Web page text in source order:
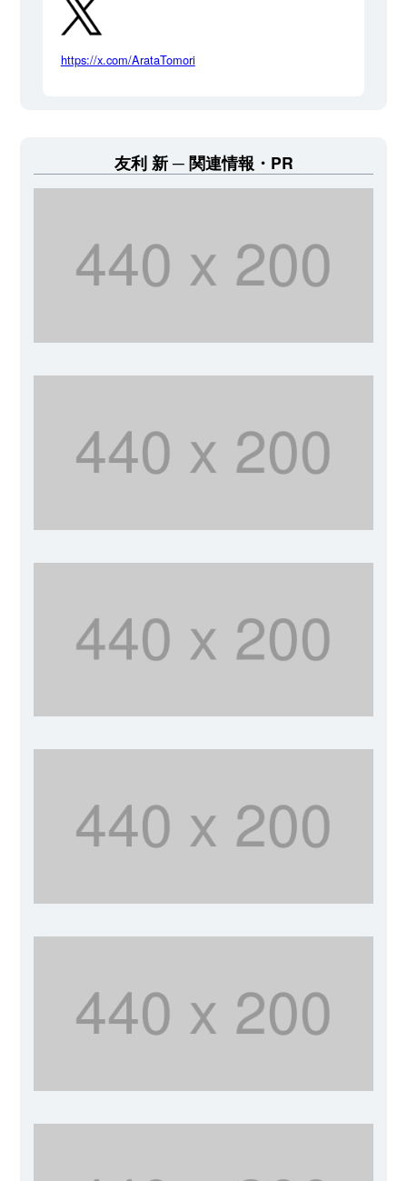
https://x.com/ArataTomori
友利 新 関連情報・PR